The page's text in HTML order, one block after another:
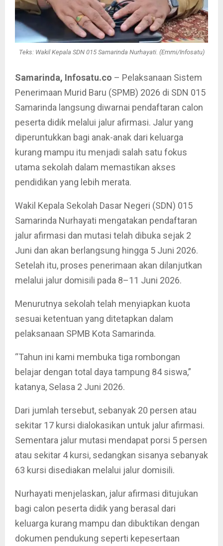
Teks: Wakil Kepala SDN 015 Samarinda Nurhayati. (Emmi/Infosatu)
Samarinda, Infosatu.co – Pelaksanaan Sistem
Penerimaan Murid Baru (SPMB) 2026 di SDN 015
Samarinda langsung diwarnai pendaftaran calon
peserta didik melalui jalur afirmasi. Jalur yang
diperuntukkan bagi anak-anak dari keluarga
kurang mampu itu menjadi salah satu fokus
utama sekolah dalam memastikan akses
pendidikan yang lebih merata.
Wakil Kepala Sekolah Dasar Negeri (SDN) 015
Samarinda Nurhayati mengatakan pendaftaran
jalur afirmasi dan mutasi telah dibuka sejak 2
Juni dan akan berlangsung hingga 5 Juni 2026.
Setelah itu, proses penerimaan akan dilanjutkan
melalui jalur domisili pada 8–11 Juni 2026.
Menurutnya sekolah telah menyiapkan kuota
sesuai ketentuan yang ditetapkan dalam
pelaksanaan SPMB Kota Samarinda.
“Tahun ini kami membuka tiga rombongan
belajar dengan total daya tampung 84 siswa,”
katanya, Selasa 2 Juni 2026.
Dari jumlah tersebut, sebanyak 20 persen atau
sekitar 17 kursi dialokasikan untuk jalur afirmasi.
Sementara jalur mutasi mendapat porsi 5 persen
atau sekitar 4 kursi, sedangkan sisanya sebanyak
63 kursi disediakan melalui jalur domisili.
Nurhayati menjelaskan, jalur afirmasi ditujukan
bagi calon peserta didik yang berasal dari
keluarga kurang mampu dan dibuktikan dengan
dokumen pendukung seperti kepesertaan